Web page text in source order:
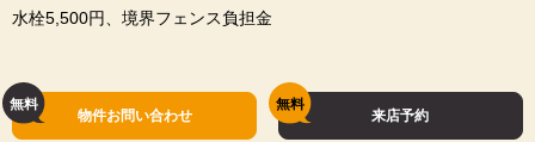
水栓5,500円、境界フェンス負担金
物件お問い合わせ 来店予約